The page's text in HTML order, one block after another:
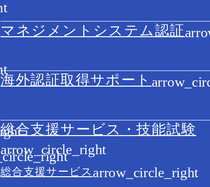
マネジメントシステム認証
海外認証取得サポート
総合支援サービス・技能試験
総合支援サービス